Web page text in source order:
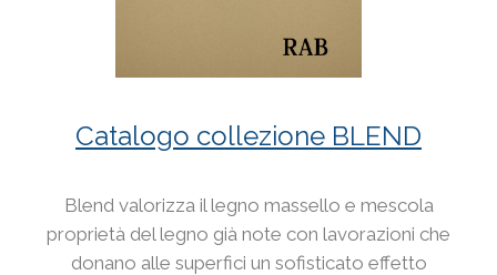
Catalogo collezione BLEND
Blend valorizza il legno massello e mescola
proprietà del legno già note con lavorazioni che
donano alle superfici un sofisticato effetto